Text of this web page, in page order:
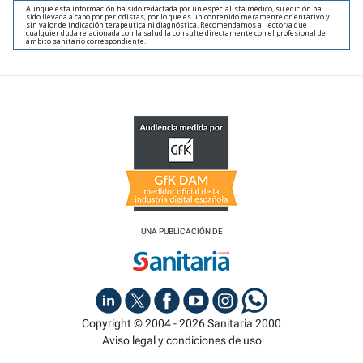
Aunque esta información ha sido redactada por un especialista médico, su edición ha
sido llevada a cabo por periodistas, por lo que es un contenido meramente orientativo y
sin valor de indicación terapéutica ni diagnóstica. Recomendamos al lector/a que
cualquier duda relacionada con la salud la consulte directamente con el profesional del
ámbito sanitario correspondiente.
UNA PUBLICACIÓN DE
Copyright © 2004 - 2026 Sanitaria 2000
Aviso legal y condiciones de uso